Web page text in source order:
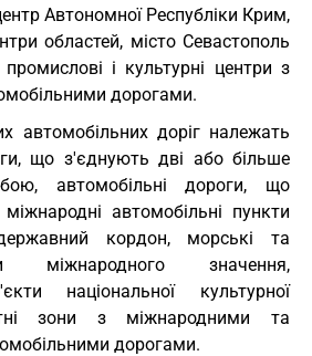
Автономної Республіки Крим,
областей, місто Севастополь
і культурні центри з
дорогами.
автомобільних доріг належать
що з'єднують дві або більше
автомобільні дороги, що
автомобільні пункти
кордон, морські та
міжнародного значення,
національної культурної
зони з міжнародними та
дорогами.